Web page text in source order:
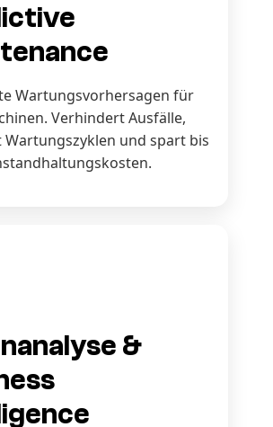
Wartungsvorhersagen für
Verhindert Ausfälle,
und spart bis
&